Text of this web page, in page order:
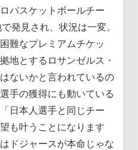
バスケットボールチー
発見され、状況は一変。
難なプレミアムチケッ
地とするロサンゼルス・
ないかと言われているの
手の獲得にも動いている
日本人選手と同じチー
も叶うことになります
ドジャースが本命じゃな